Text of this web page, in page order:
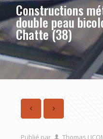
Constructions
double peau
Chatte (38)
Publié par Thomas